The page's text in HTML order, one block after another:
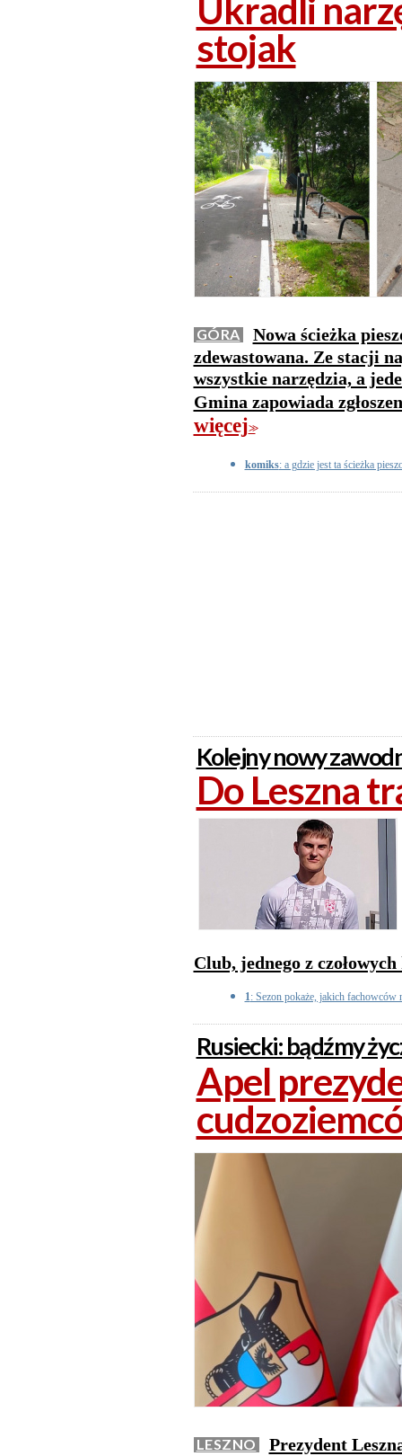
Ukradli
stojak
GÓRA
Nowa ścieżka
zdewastowana. Ze stacji
wszystkie narzędzia, a
Gmina zapowiada
więcej>>
komiks: a gdzie jest ta ścieżka
Kolejny nowy
Do Leszna
Club, jednego z
1: Sezon pokaże, jakich fachowców
Rusiecki: bądźmy
Apel
LESZNO
Prezydent